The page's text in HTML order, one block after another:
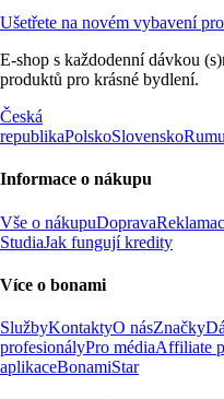
Ušetřete na novém vybavení
E-shop s každodenní dávkou
produktů pro krásné bydlení.
Česká
republikaPolskoSlovensko
Informace o nákupu
Vše o nákupuDoprava
StudiaJak fungují kredity
Více o bonami
SlužbyKontaktyO násZnačky
profesionályPro médiaAffiliate
aplikaceBonamiStar